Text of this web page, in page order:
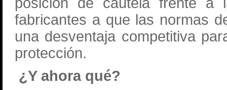
fabricantes a que las normas
una desventaja competitiva
protección.
¿Y ahora qué?